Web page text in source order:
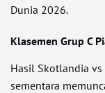
Dunia 2026.
Klasemen Grup C
Hasil Skotlandia
sementara